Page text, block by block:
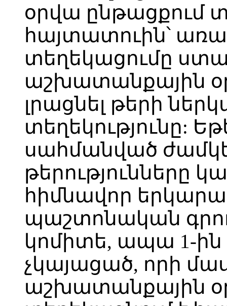
օրվա ընթացքում
հայտատուին՝
տեղեկացումը
աշխատանքային
լրացնել թերի
տեղեկությունը:
սահմանված
թերությունները
հիմնավոր
պաշտոնական
կոմիտե, ապա 1-ին
չկայացած, որի
աշխատանքային